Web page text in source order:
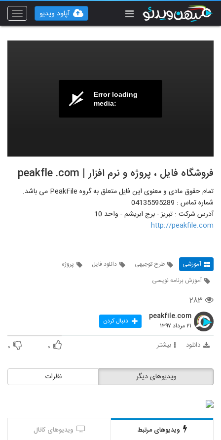
Toggle
آپلود ویدیو
Error loading
media:
فروشگاه فایل ، پروژه و نرم افزار | peakfle .com
تمام حقوق مادی و معنوی این فایل متعلق به گروه PeakFile می باشد.
شماره تماس : 04135595289
آدرس شرکت : تبریز - برج ابریشم - واحد 10
http://peakfile.com
آموزشی طرح توجیهی دانلود فایل
پروژه
آموزش برنامه نویسی
۲۸۳
peakfile.com
۲۱ مرداد ۱۳۹۷ دنبال کردن
دانلود بیشتر ۰ ۰
نظرات ویدیوهای دیگر
ویدیوهای مرتبط ویدیوهای کانال